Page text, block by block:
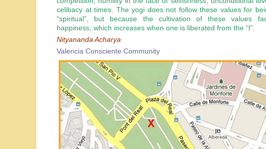
celibacy at times. The yogi does not follow these values for
“spiritual”, but because the cultivation of these values
happiness, which increases when one is liberated from the “I”.
Nityananda Acharya
Valencia Consciente Community